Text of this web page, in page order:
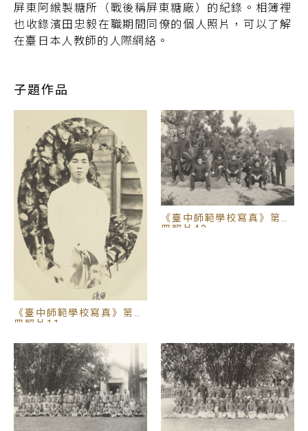
屏東阿緱製糖所（戰後稱屏東糖廠）的紀錄。相簿裡
也收錄濱田忠毅在職期間同僚的個人照片，可以了解
在臺日本人教師的人際網絡。
子題作品
《臺中師範學校寫真》第一
冊照片11
《臺中師範學校寫真》第一
冊照片43